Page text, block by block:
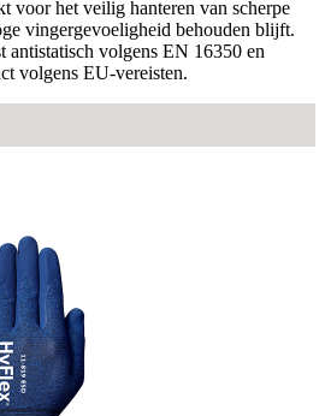
voor het veilig hanteren van scherpe
vingergevoeligheid behouden blijft.
antistatisch volgens EN 16350 en
volgens EU-vereisten.